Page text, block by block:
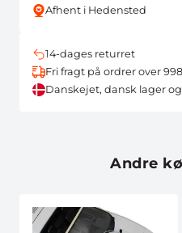
Afhent i Hedensted
14-dages returret
Fri fragt på ordrer over
Danskejet, dansk lager
Andre